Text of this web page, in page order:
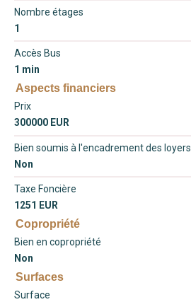
Nombre étages
1
Accès Bus
1 min
Aspects financiers
Prix
300000 EUR
Bien soumis à l'encadrement des loyers
Non
Taxe Foncière
1251 EUR
Copropriété
Bien en copropriété
Non
Surfaces
Surface